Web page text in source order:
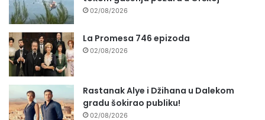
02/08/2026
La Promesa 746 epizoda
02/08/2026
Rastanak Alye i Džihana u Dalekom
gradu šokirao publiku!
02/08/2026